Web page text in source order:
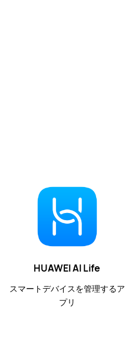
HUAWEI AI Life
スマートデバイスを管理するア
プリ